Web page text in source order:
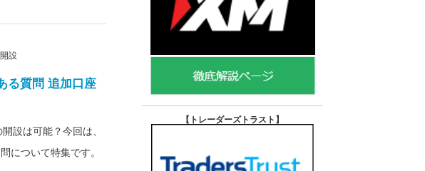
設
る質問 追加口座
設は可能？今回は、
について特集です。
【トレーダーズトラスト 】